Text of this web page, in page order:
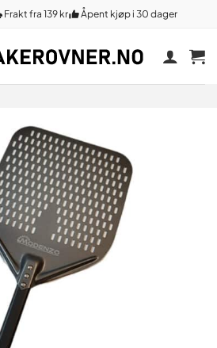
Frakt fra 139 kr Åpent kjøp i 30 dager